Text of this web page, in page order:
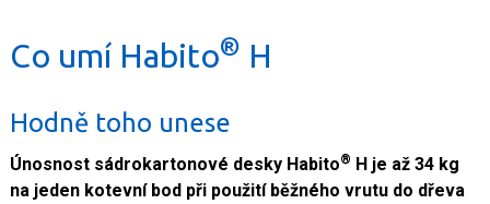
Co umí Habito® H
Hodně toho unese
Únosnost sádrokartonové desky Habito® H je až 34 kg
na jeden kotevní bod při použití běžného vrutu do dřeva